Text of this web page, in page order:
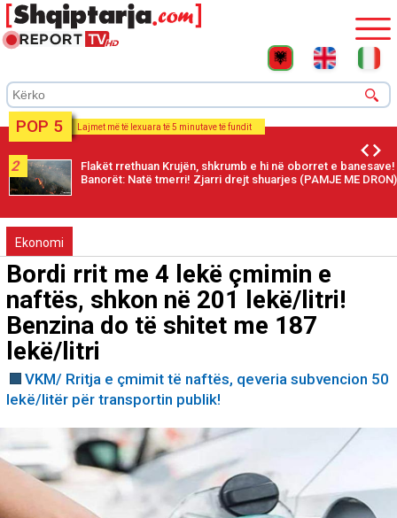
POP 5 Lajmet më të lexuara të 5 minutave të fundit
2
Flakët rrethuan Krujën, shkrumb e hi në oborret e banesave!
Banorët: Natë tmerri! Zjarri drejt shuarjes (PAMJE ME DRON)
Ekonomi
Bordi rrit me 4 lekë çmimin e
naftës, shkon në 201 lekë/litri!
Benzina do të shitet me 187
lekë/litri
VKM/ Rritja e çmimit të naftës, qeveria subvencion 50
lekë/litër për transportin publik!